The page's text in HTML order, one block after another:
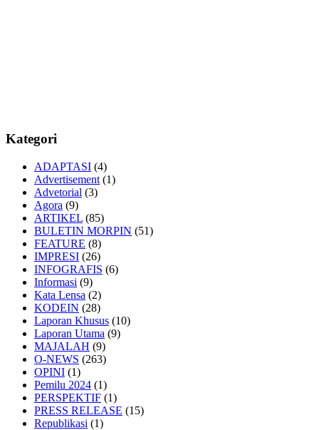
Kategori
ADAPTASI (4)
Advertisement (1)
Advetorial (3)
Agora (9)
ARTIKEL (85)
BULETIN MORPIN (51)
FEATURE (8)
IMPRESI (26)
INFOGRAFIS (6)
Informasi (9)
Kata Lensa (2)
KODEIN (28)
Laporan Khusus (10)
Laporan Utama (9)
MAJALAH (9)
O-NEWS (263)
OPINI (1)
Pemilu 2024 (1)
PERSPEKTIF (1)
PRESS RELEASE (15)
Republikasi (1)